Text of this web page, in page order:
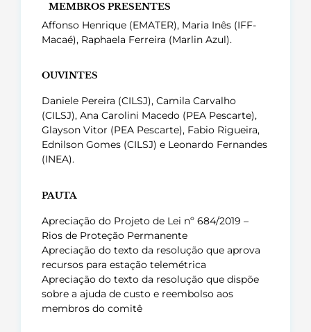
MEMBROS PRESENTES
Affonso Henrique (EMATER), Maria Inês (IFF-
Macaé), Raphaela Ferreira (Marlin Azul).
OUVINTES
Daniele Pereira (CILSJ), Camila Carvalho
(CILSJ), Ana Carolini Macedo (PEA Pescarte),
Glayson Vitor (PEA Pescarte), Fabio Rigueira,
Ednilson Gomes (CILSJ) e Leonardo Fernandes
(INEA).
PAUTA
Apreciação do Projeto de Lei nº 684/2019 –
Rios de Proteção Permanente
Apreciação do texto da resolução que aprova
recursos para estação telemétrica
Apreciação do texto da resolução que dispõe
sobre a ajuda de custo e reembolso aos
membros do comitê